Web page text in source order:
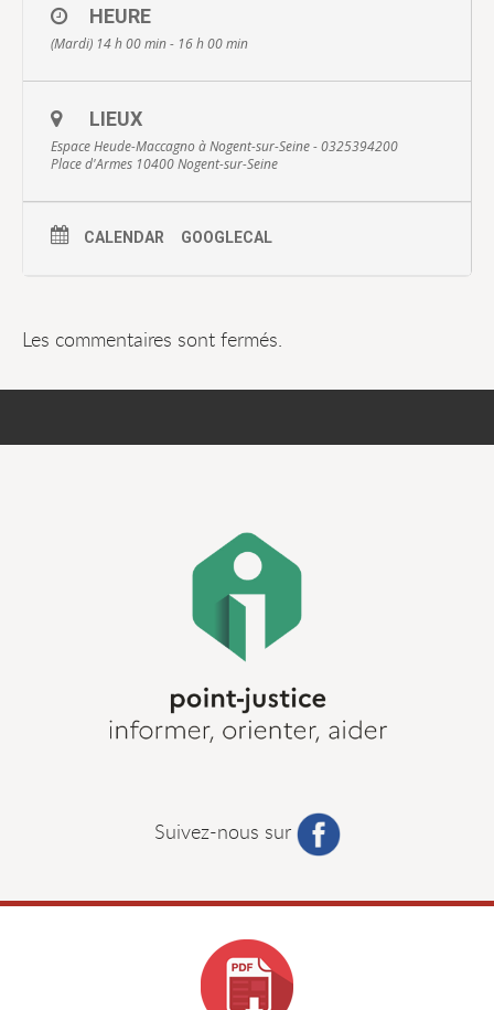
HEURE
(Mardi) 14 h 00 min - 16 h 00 min
LIEUX
Espace Heude-Maccagno à Nogent-sur-Seine - 0325394200
Place d'Armes 10400 Nogent-sur-Seine
CALENDAR GOOGLECAL
Les commentaires sont fermés.
Suivez-nous sur